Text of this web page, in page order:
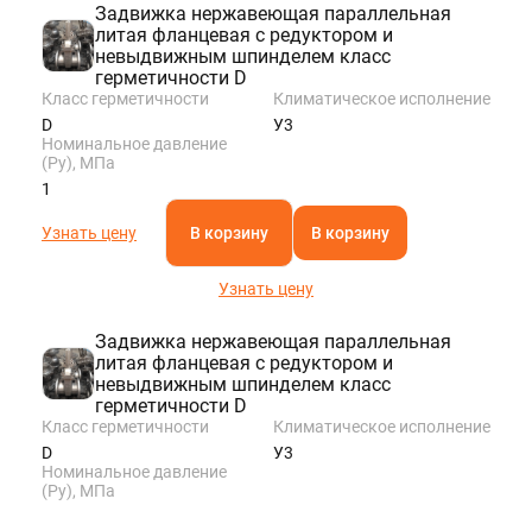
Задвижка нержавеющая параллельная
литая фланцевая с редуктором и
невыдвижным шпинделем класс
герметичности D
Класс герметичности
D
Климатическое исполнение
У3
Номинальное давление
(Ру), МПа
1
Узнать цену В корзину В корзину
Узнать цену
Задвижка нержавеющая параллельная
литая фланцевая с редуктором и
невыдвижным шпинделем класс
герметичности D
Класс герметичности
D
Климатическое исполнение
У3
Номинальное давление
(Ру), МПа